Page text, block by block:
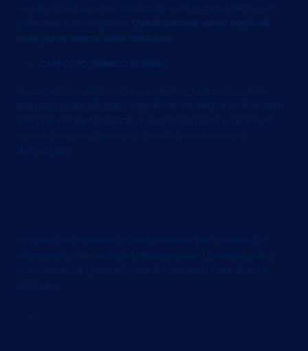
vengono, solitamente, utilizzati pannelli in materiali come
o
Questi pannelli vanno applicati
nelle pareti interne delle abitazioni.
CAPPOTTO TERMICO ESTERNO
Grazie alla sua efficienza energetica è il sistema isolante
maggiormente utilizzato
. L’applicazione dei pannelli avviene
sempre mediante l’utilizzo di collanti o tasselli e, i pannelli
isolanti, vengono applicati su tutte le pareti esterne
dell’edificio.
La scelta del materiale è fondamentale per ottenere un
isolamento a cappotto ad altissima resa
. I materiali di cui
sono composti i pannelli isolanti sono divisi in tre diverse
tipologie: